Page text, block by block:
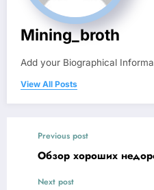
Mining_broth
Add your Biographical
View All Posts
Previous post
Обзор хороших
Next post